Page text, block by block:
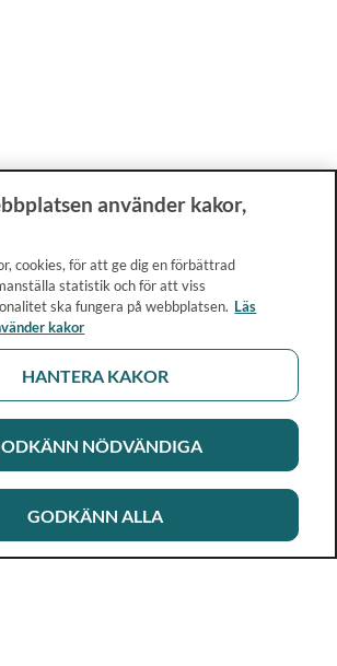
använder kakor,
cookies, för att ge dig en förbättrad
statistik och för att viss
ska fungera på webbplatsen. Läs
kakor
HANTERA KAKOR
NÖDVÄNDIGA
GODKÄNN ALLA